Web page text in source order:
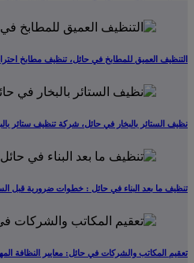
التنظيف العميق للمطابخ في حائل، تنظيف مطابخ
نظيف الستائر بالبخار في حائل، شركة تنظيف ستائر
تنظيف ما بعد البناء في حائل : خطوات ضرورية قبل
تعقيم المكاتب والشركات في حائل: معايير النظافة المهنية | 7 خطوات تضمن بيئة